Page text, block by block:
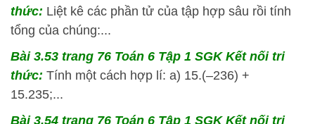
thức: Liệt kê các phần tử của tập hợp sâu rồi tính
tổng của chúng:...
Bài 3.53 trang 76 Toán 6 Tập 1 SGK Kết nối tri
thức: Tính một cách hợp lí: a) 15.(–236) +
15.235;...
Bài 3.54 trang 76 Toán 6 Tập 1 SGK Kết nối tri